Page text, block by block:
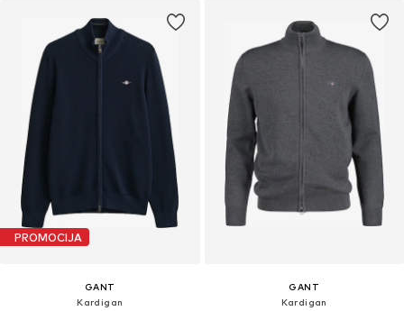
PROMOCIJA
GANT
Kardigan
GANT
Kardigan